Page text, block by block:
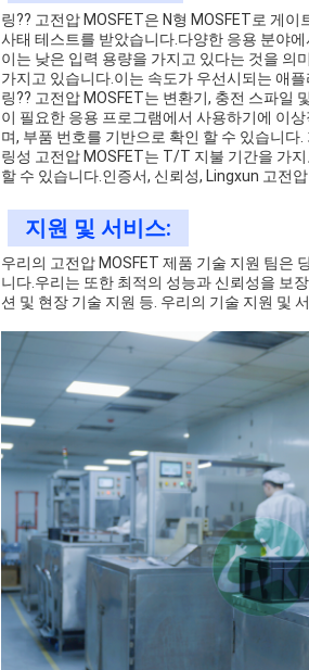
링?? 고전압 MOSFET은 N형 MOSFET로 게
사태 테스트를 받았습니다.다양한 응용 분야
이는 낮은 입력 용량을 가지고 있다는 것을 의
가지고 있습니다.이는 속도가 우선시되는 애
링?? 고전압 MOSFET는 변환기, 충전 스파일
이 필요한 응용 프로그램에서 사용하기에 이
며, 부품 번호를 기반으로 확인 할 수 있습니
링성 고전압 MOSFET는 T/T 지불 기간을 가
할 수 있습니다.인증서, 신뢰성, Lingxun 고전
지원 및 서비스:
우리의 고전압 MOSFET 제품 기술 지원 팀은
니다.우리는 또한 최적의 성능과 신뢰성을 보
션 및 현장 기술 지원 등. 우리의 기술 지원 및